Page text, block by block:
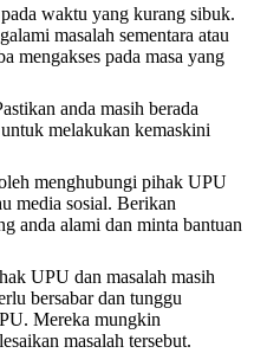
waktu yang kurang sibuk.
masalah sementara atau
mengakses pada masa yang
anda masih berada
melakukan kemaskini
menghubungi pihak UPU
media sosial. Berikan
anda alami dan minta bantuan
UPU dan masalah masih
bersabar dan tunggu
Mereka mungkin
masalah tersebut.